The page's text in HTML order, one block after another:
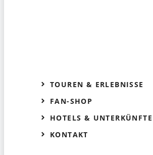
TOUREN & ERLEBNISSE
FAN-SHOP
HOTELS & UNTERKÜNFTE
KONTAKT